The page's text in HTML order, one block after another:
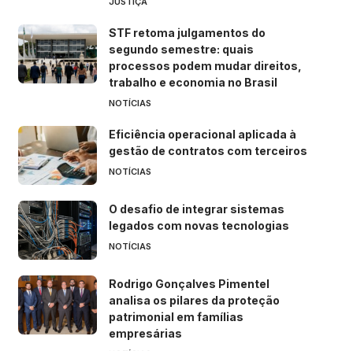
STF retoma julgamentos do
segundo semestre: quais
processos podem mudar direitos,
trabalho e economia no Brasil
NOTÍCIAS
Eficiência operacional aplicada à
gestão de contratos com terceiros
NOTÍCIAS
O desafio de integrar sistemas
legados com novas tecnologias
NOTÍCIAS
Rodrigo Gonçalves Pimentel
analisa os pilares da proteção
patrimonial em famílias
empresárias